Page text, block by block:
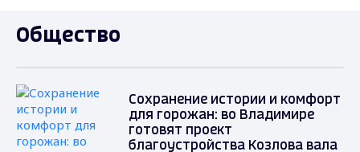
Общество
Сохранение истории и комфорт
для горожан: во Владимире
готовят проект
благоустройства Козлова вала